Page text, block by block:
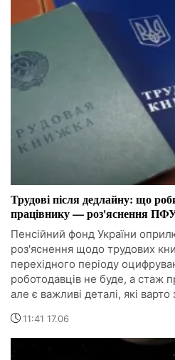
Трудові після дедлайну: що
працівнику — роз'яснення
Пенсійний фонд України
роз'яснення щодо трудових
перехідного періоду
роботодавців не буде, а стаж
але є важливі деталі, які
11:41 17.06